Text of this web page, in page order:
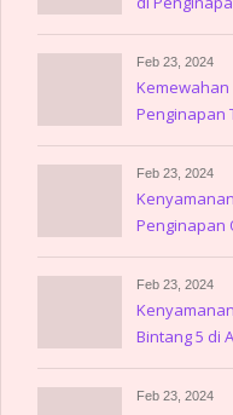
Sands
Feb 23, 2024
Kemewahan
Penginapan
Hotel
Feb 23, 2024
Penginapan
Feb 23, 2024
Bintang 5 di
Feb 23, 2024